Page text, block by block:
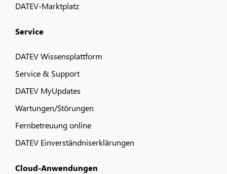
DATEV-Marktplatz
Service
DATEV Wissensplattform
Service & Support
DATEV MyUpdates
Wartungen/Störungen
Fernbetreuung online
DATEV Einverständniserklärungen
Cloud-Anwendungen